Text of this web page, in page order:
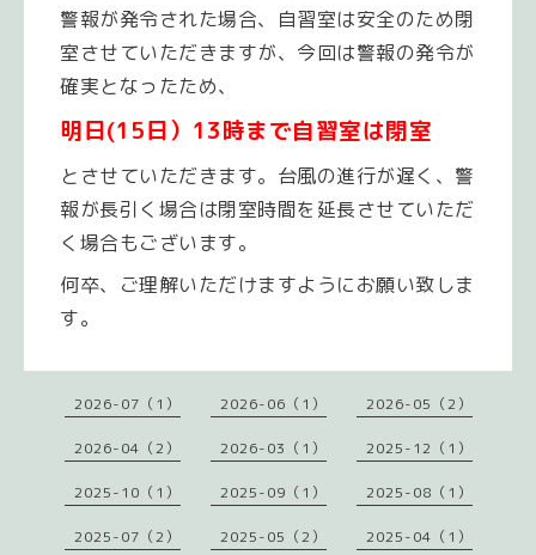
警報が発令された場合、自習室は安全のため閉
室させていただきますが、今回は警報の発令が
確実となったため、
明日(15日）13時まで自習室は閉室
とさせていただきます。台風の進行が遅く、警
報が長引く場合は閉室時間を延長させていただ
く場合もございます。
何卒、ご理解いただけますようにお願い致しま
す。
2026-07（1） 2026-06（1） 2026-05（2）
2026-04（2） 2026-03（1） 2025-12（1）
2025-10（1） 2025-09（1） 2025-08（1）
2025-07（2） 2025-05（2） 2025-04（1）